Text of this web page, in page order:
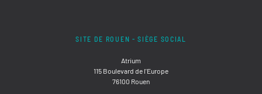
SITE DE ROUEN - SIÈGE SOCIAL
Atrium
115 Boulevard de l'Europe
76100 Rouen